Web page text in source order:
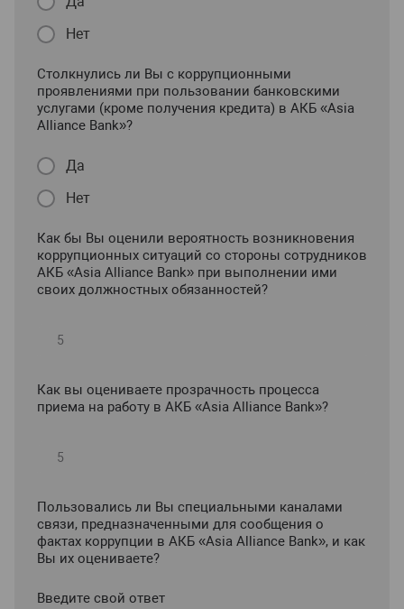
Нет
Столкнулись ли Вы с коррупционными
проявлениями при пользовании банковскими
услугами (кроме получения кредита) в АКБ «Asia
Alliance Bank»?
Да
Нет
Как бы Вы оценили вероятность возникновения
коррупционных ситуаций со стороны сотрудников
АКБ «Asia Alliance Bank» при выполнении ими
своих должностных обязанностей?
Как вы оцениваете прозрачность процесса
приема на работу в АКБ «Asia Alliance Bank»?
Пользовались ли Вы специальными каналами
связи, предназначенными для сообщения о
фактах коррупции в АКБ «Asia Alliance Bank», и как
Вы их оцениваете?
Введите свой ответ